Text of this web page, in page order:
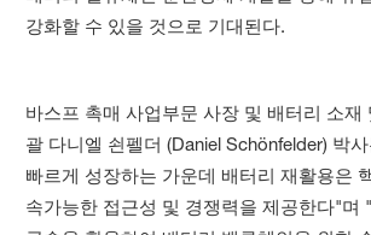
강화할 수 있을 것으로 기대된다.
바스프 촉매 사업부문 사장 및 배터리 소재
괄 다니엘 쇤펠더 (Daniel Schönfelder) 박
빠르게 성장하는 가운데 배터리 재활용은
속가능한 접근성 및 경쟁력을 제공한다"며